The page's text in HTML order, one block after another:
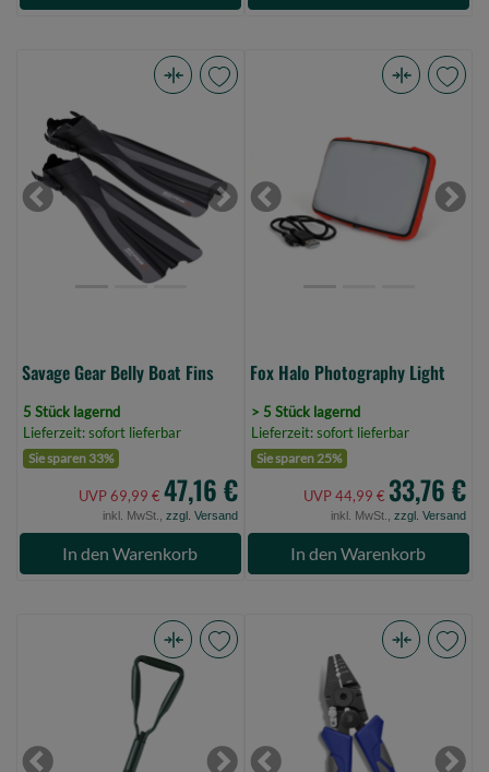
Gear
Belly
Boat
FinsPrevious Next
Savage Gear Belly Boat Fins
5 Stück lagernd
Lieferzeit: sofort lieferbar
Sie sparen 33%
UVP 69,99 € 47,16 €
inkl. MwSt., zzgl. Versand
In den Warenkorb
Photography
Light
(BildPrevious Next
Fox Halo Photography Light
> 5 Stück lagernd
Lieferzeit: sofort lieferbar
Sie sparen 25%
UVP 44,99 € 33,76 €
inkl. MwSt., zzgl. Versand
In den Warenkorb
25cm
AQUANTIC
Klemmhülsen